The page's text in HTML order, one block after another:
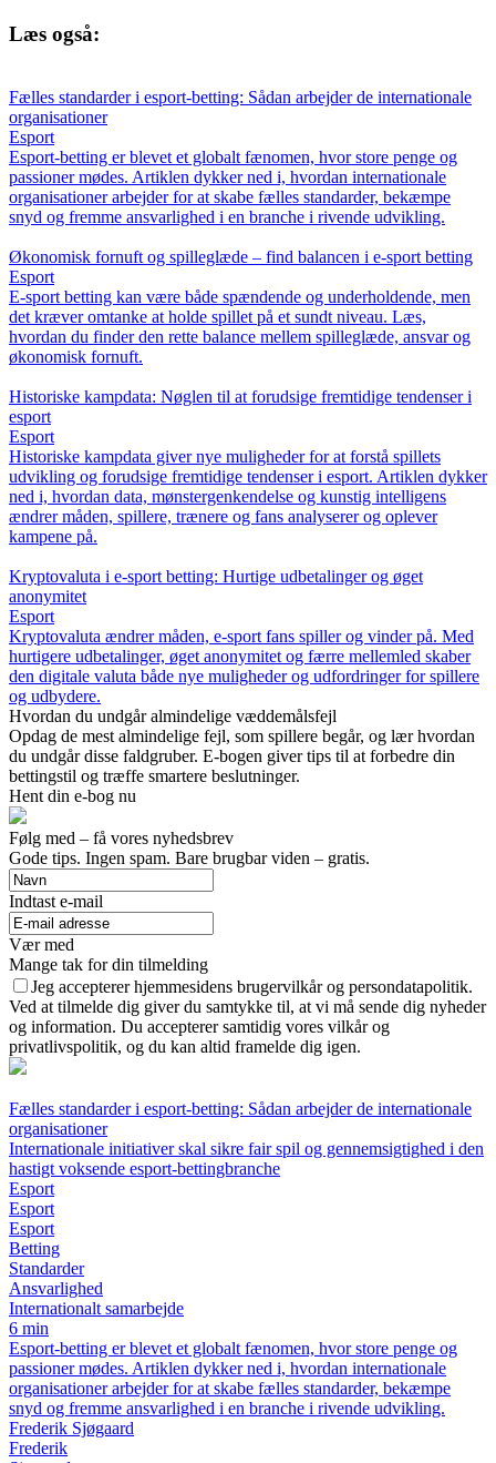
Læs også:
Fælles standarder i esport-betting: Sådan arbejder de internationale
organisationer
Esport
Esport-betting er blevet et globalt fænomen, hvor store penge og
passioner mødes. Artiklen dykker ned i, hvordan internationale
organisationer arbejder for at skabe fælles standarder, bekæmpe
snyd og fremme ansvarlighed i en branche i rivende udvikling.
Økonomisk fornuft og spilleglæde – find balancen i e-sport betting
Esport
E-sport betting kan være både spændende og underholdende, men
det kræver omtanke at holde spillet på et sundt niveau. Læs,
hvordan du finder den rette balance mellem spilleglæde, ansvar og
økonomisk fornuft.
Historiske kampdata: Nøglen til at forudsige fremtidige tendenser i
esport
Esport
Historiske kampdata giver nye muligheder for at forstå spillets
udvikling og forudsige fremtidige tendenser i esport. Artiklen dykker
ned i, hvordan data, mønstergenkendelse og kunstig intelligens
ændrer måden, spillere, trænere og fans analyserer og oplever
kampene på.
Kryptovaluta i e-sport betting: Hurtige udbetalinger og øget
anonymitet
Esport
Kryptovaluta ændrer måden, e-sport fans spiller og vinder på. Med
hurtigere udbetalinger, øget anonymitet og færre mellemled skaber
den digitale valuta både nye muligheder og udfordringer for spillere
og udbydere.
Hvordan du undgår almindelige væddemålsfejl
Opdag de mest almindelige fejl, som spillere begår, og lær hvordan
du undgår disse faldgruber. E-bogen giver tips til at forbedre din
bettingstil og træffe smartere beslutninger.
Hent din e-bog nu
Følg med – få vores nyhedsbrev
Gode tips. Ingen spam. Bare brugbar viden – gratis.
Indtast e-mail
Vær med
Mange tak for din tilmelding
Jeg accepterer hjemmesidens brugervilkår og persondatapolitik.
Ved at tilmelde dig giver du samtykke til, at vi må sende dig nyheder
og information. Du accepterer samtidig vores vilkår og
privatlivspolitik, og du kan altid framelde dig igen.
Fælles standarder i esport-betting: Sådan arbejder de internationale
organisationer
Internationale initiativer skal sikre fair spil og gennemsigtighed i den
hastigt voksende esport-bettingbranche
Esport
Esport
Esport
Betting
Standarder
Ansvarlighed
Internationalt samarbejde
6 min
Esport-betting er blevet et globalt fænomen, hvor store penge og
passioner mødes. Artiklen dykker ned i, hvordan internationale
organisationer arbejder for at skabe fælles standarder, bekæmpe
snyd og fremme ansvarlighed i en branche i rivende udvikling.
Frederik Sjøgaard
Frederik